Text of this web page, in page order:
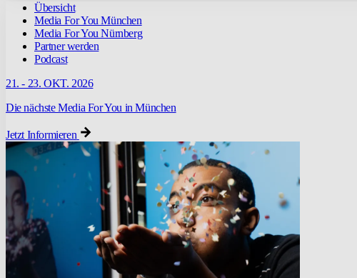
Übersicht
Media For You München
Media For You Nürnberg
Partner werden
Podcast
21. - 23. OKT. 2026
Die nächste Media For You in München
Jetzt Informieren